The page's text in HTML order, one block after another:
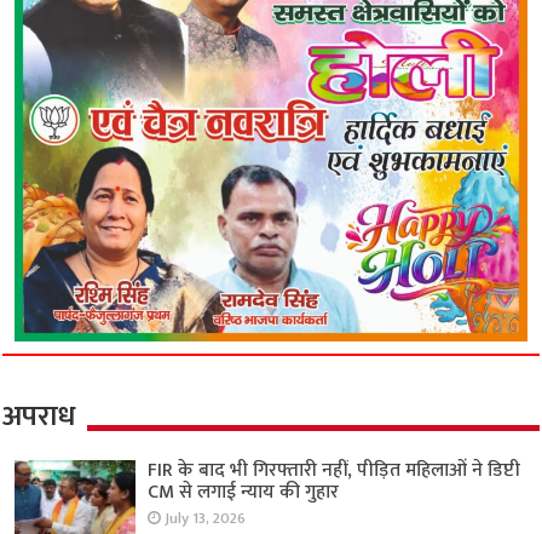
अपराध
FIR के बाद भी गिरफ्तारी नहीं, पीड़ित महिलाओं ने डिप्टी
CM से लगाई न्याय की गुहार
July 13, 2026